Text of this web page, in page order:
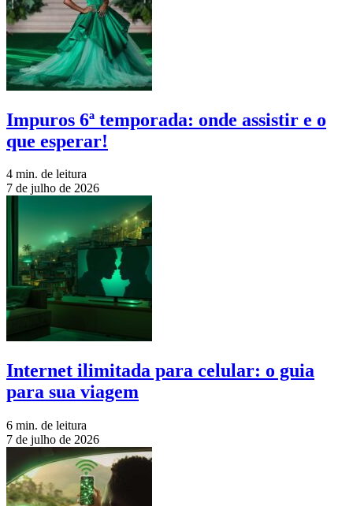
Impuros 6ª temporada: onde assistir e o
que esperar!
4 min. de leitura
7 de julho de 2026
Internet ilimitada para celular: o guia
para sua viagem
6 min. de leitura
7 de julho de 2026